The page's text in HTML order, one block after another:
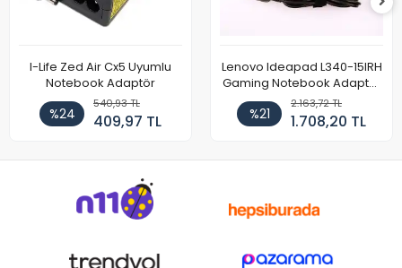
I-Life Zed Air Cx5 Uyumlu
Notebook Adaptör
%24
540,93 TL
409,97 TL
Lenovo Ideapad L340-15IRH
Gaming Notebook Adaptör
Cihazı Şarj Aleti (150W)
%21
2.163,72 TL
1.708,20 TL